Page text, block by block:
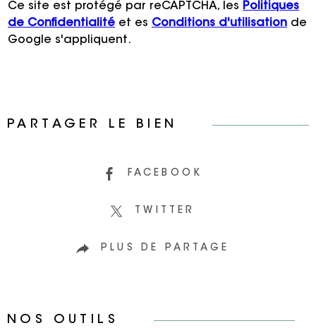
Ce site est protégé par reCAPTCHA, les Politiques
de Confidentialité et es Conditions d'utilisation de
Google s'appliquent.
PARTAGER LE BIEN
FACEBOOK
TWITTER
PLUS DE PARTAGE
NOS OUTILS